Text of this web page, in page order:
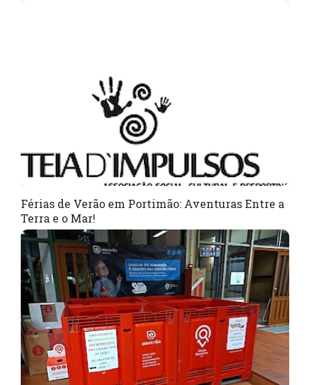
Férias de Verão em Portimão: Aventuras Entre a
Terra e o Mar!